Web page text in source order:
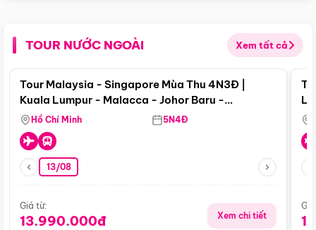
TOUR NƯỚC NGOÀI Xem tất cả
Điểm nổi bật
Tour Malaysia - Singapore Mùa Thu 4N3Đ |
Kuala Lumpur - Malacca - Johor Baru -
Singapore
Hồ Chí Minh 5N4Đ
13/08
Giá từ:
13.990.000đ Xem chi tiết